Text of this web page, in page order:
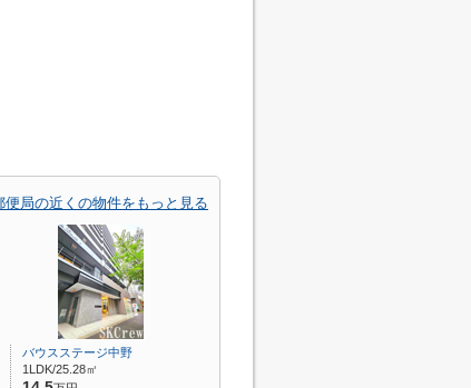
便局の近くの物件をもっと見る
バウスステージ中野
1LDK/25.28㎡